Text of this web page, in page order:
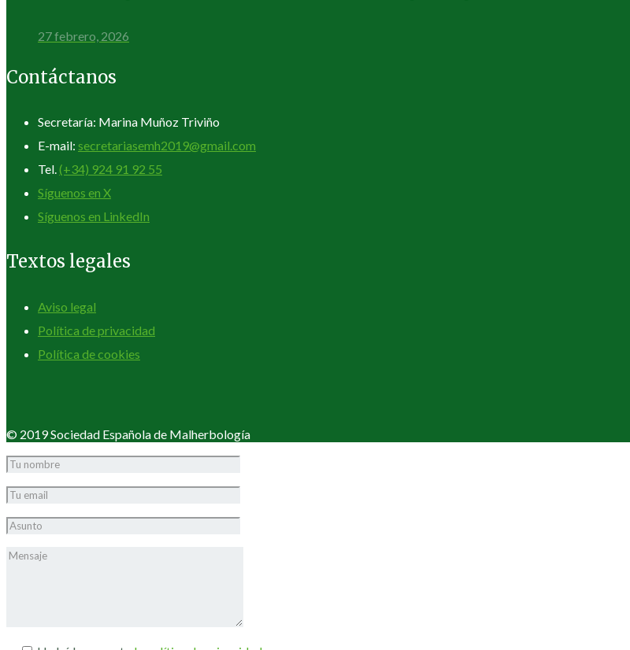
27 febrero, 2026
Contáctanos
Secretaría: Marina Muñoz Triviño
E-mail: secretariasemh2019@gmail.com
Tel. (+34) 924 91 92 55
Síguenos en X
Síguenos en LinkedIn
Textos legales
Aviso legal
Política de privacidad
Política de cookies
© 2019 Sociedad Española de Malherbología